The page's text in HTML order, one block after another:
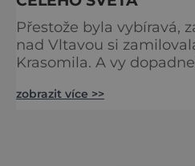
Přestože byla vybíravá,
nad Vltavou si
Krasomila. A vy
jako nazdobený bílý
zobrazit více >>